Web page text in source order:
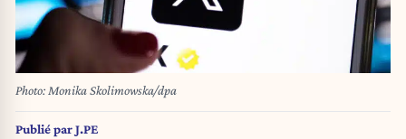
Photo: Monika Skolimowska/dpa
Publié parJ.PE